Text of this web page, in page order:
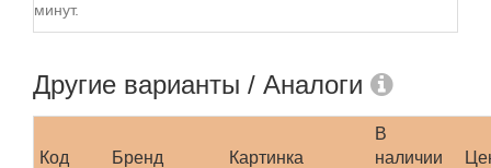
минут.
Другие варианты / Аналоги
Код Бренд Картинка
В
наличии